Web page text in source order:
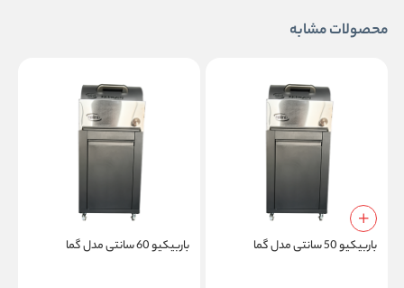
محصولات مشابه
باربیکیو 50 سانتی مدل گما باربیکیو 60 سانتی مدل گما